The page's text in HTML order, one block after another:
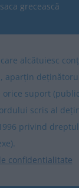
grecească
alcătuiesc
aparțin
suport
scris al
privind
confidentialitate